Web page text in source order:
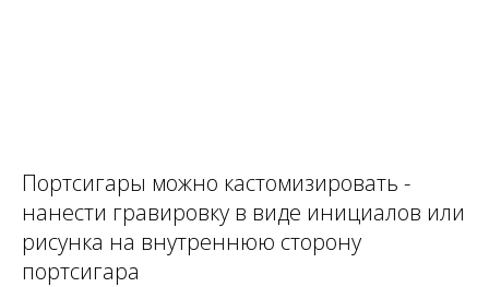
Портсигары можно кастомизировать -
нанести гравировку в виде инициалов или
рисунка на внутреннюю сторону
портсигара